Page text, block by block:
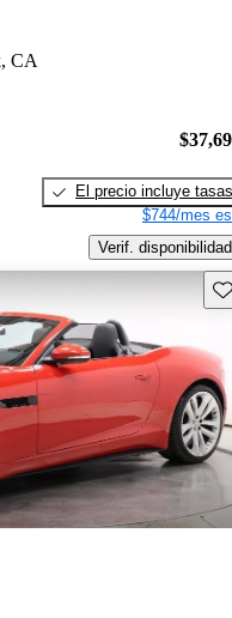
CA
El precio incluye tasas
$744/mes
Verif. disponibilidad